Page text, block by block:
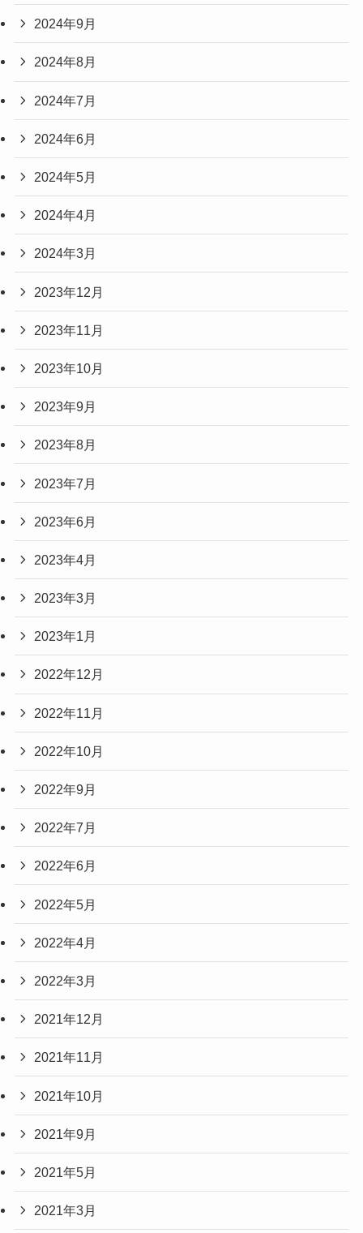
2024年9月
2024年8月
2024年7月
2024年6月
2024年5月
2024年4月
2024年3月
2023年12月
2023年11月
2023年10月
2023年9月
2023年8月
2023年7月
2023年6月
2023年4月
2023年3月
2023年1月
2022年12月
2022年11月
2022年10月
2022年9月
2022年7月
2022年6月
2022年5月
2022年4月
2022年3月
2021年12月
2021年11月
2021年10月
2021年9月
2021年5月
2021年3月